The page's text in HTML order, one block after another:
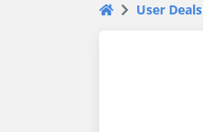
User Deals